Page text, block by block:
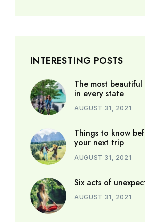
INTERESTING POSTS
The most beautiful
in every state
AUGUST 31, 2021
Things to know
your next trip
AUGUST 31, 2021
Six acts of
AUGUST 31, 2021